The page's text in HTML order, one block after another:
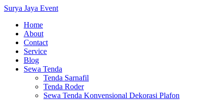
Surya Jaya Event
Home
About
Contact
Service
Blog
Sewa Tenda
Tenda Sarnafil
Tenda Roder
Sewa Tenda Konvensional Dekorasi Plafon